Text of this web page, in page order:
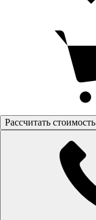
Рассчитать стоимость